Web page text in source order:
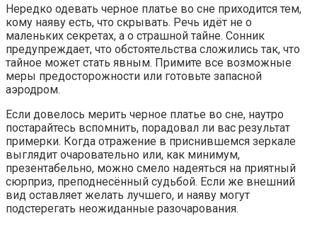
Нередко одевать черное платье во сне приходится тем,
кому наяву есть, что скрывать. Речь идёт не о
маленьких секретах, а о страшной тайне. Сонник
предупреждает, что обстоятельства сложились так, что
тайное может стать явным. Примите все возможные
меры предосторожности или готовьте запасной
аэродром.
Если довелось мерить черное платье во сне, наутро
постарайтесь вспомнить, порадовал ли вас результат
примерки. Когда отражение в приснившемся зеркале
выглядит очаровательно или, как минимум,
презентабельно, можно смело надеяться на приятный
сюрприз, преподнесённый судьбой. Если же внешний
вид оставляет желать лучшего, и наяву могут
подстерегать неожиданные разочарования.